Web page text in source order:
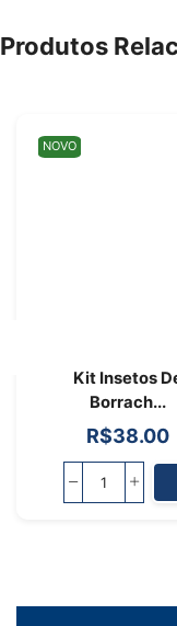
Produtos
NOVO
Kit Insetos
Borrach...
R$38.00